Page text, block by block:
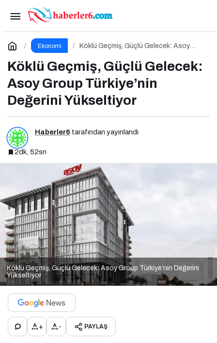
Ekonomi
Köklü Geçmiş, Güçlü Gelecek: Asoy
Köklü Geçmiş, Güçlü Gelecek:
Asoy Group Türkiye’nin
Değerini Yükseltiyor
Haberler6 tarafından yayınlandı
2dk, 52sn
Köklü Geçmiş, Güçlü Gelecek: Asoy Group Türkiye’nin Değerini
Yükseltiyor
+ - PAYLAŞ
Stratejik Bitcoin Rezervi: Dijital Altın mı, Riskli
Bir Hamle mi?
Yorum Yap